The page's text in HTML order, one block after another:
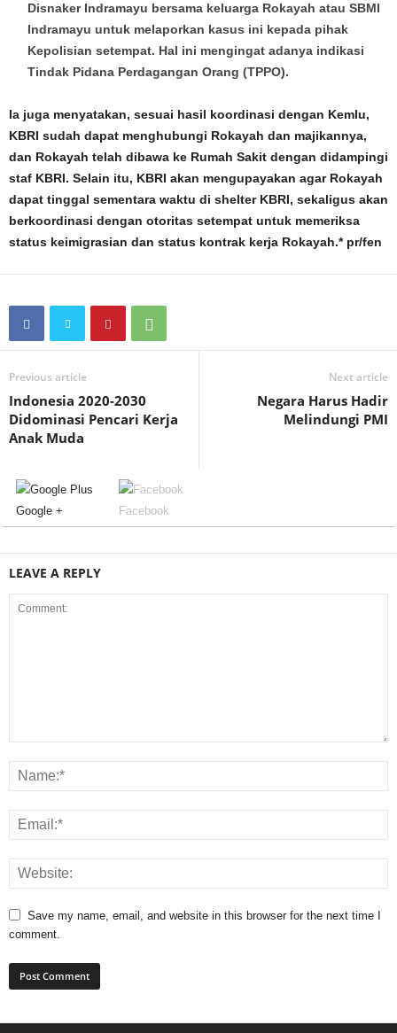
Disnaker Indramayu bersama keluarga Rokayah atau SBMI
Indramayu untuk melaporkan kasus ini kepada pihak
Kepolisian setempat. Hal ini mengingat adanya indikasi
Tindak Pidana Perdagangan Orang (TPPO).
Ia juga menyatakan, sesuai hasil koordinasi dengan Kemlu,
KBRI sudah dapat menghubungi Rokayah dan majikannya,
dan Rokayah telah dibawa ke Rumah Sakit dengan didampingi
staf KBRI. Selain itu, KBRI akan mengupayakan agar Rokayah
dapat tinggal sementara waktu di shelter KBRI, sekaligus akan
berkoordinasi dengan otoritas setempat untuk memeriksa
status keimigrasian dan status kontrak kerja Rokayah.* pr/fen
Previous article
Indonesia 2020-2030
Didominasi Pencari Kerja
Anak Muda
Next article
Negara Harus Hadir
Melindungi PMI
Google + Facebook
LEAVE A REPLY
Save my name, email, and website in this browser for the next time I
comment.